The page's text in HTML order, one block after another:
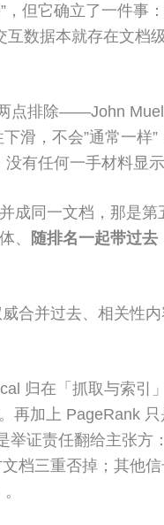
但它确立了一件事
数据本就存在文档
点排除——John
滑，不会”通常一样”
有任何一手材料显
成同一文档，那是第
、
随排名一起带过去
合并过去、相关性
归在「抓取与索引
再加上 PageRank
证责任翻给主张方
档三重否掉；其他